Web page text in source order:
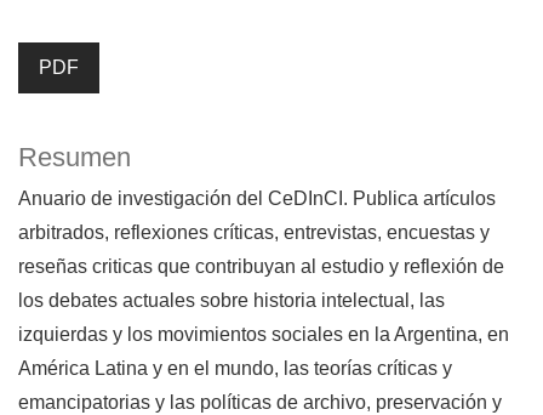
PDF
Resumen
Anuario de investigación del CeDInCI. Publica artículos
arbitrados, reflexiones críticas, entrevistas, encuestas y
reseñas criticas que contribuyan al estudio y reflexión de
los debates actuales sobre historia intelectual, las
izquierdas y los movimientos sociales en la Argentina, en
América Latina y en el mundo, las teorías críticas y
emancipatorias y las políticas de archivo, preservación y